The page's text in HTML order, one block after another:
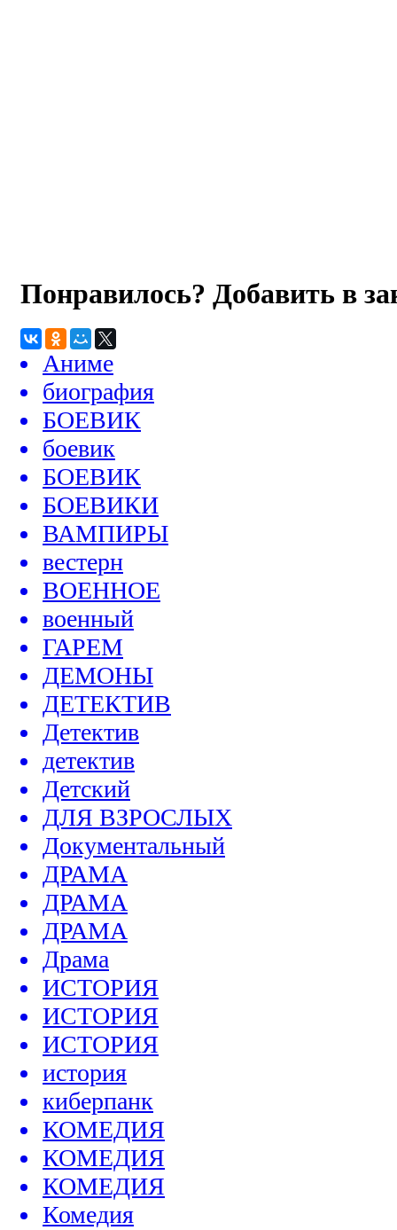
Понравилось? Добавить в
Аниме
биография
БОЕВИК
боевик
БОЕВИК
БОЕВИКИ
ВАМПИРЫ
вестерн
ВОЕННОЕ
военный
ГАРЕМ
ДЕМОНЫ
ДЕТЕКТИВ
Детектив
детектив
Детский
ДЛЯ ВЗРОСЛЫХ
Документальный
ДРАМА
ДРАМА
ДРАМА
Драма
ИСТОРИЯ
ИСТОРИЯ
ИСТОРИЯ
история
киберпанк
КОМЕДИЯ
КОМЕДИЯ
КОМЕДИЯ
Комедия